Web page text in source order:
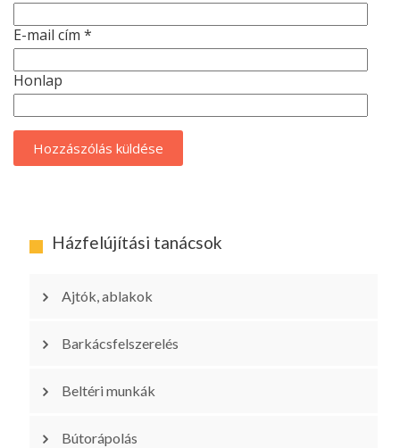
E-mail cím *
Honlap
Házfelújítási tanácsok
Ajtók, ablakok
Barkácsfelszerelés
Beltéri munkák
Bútorápolás